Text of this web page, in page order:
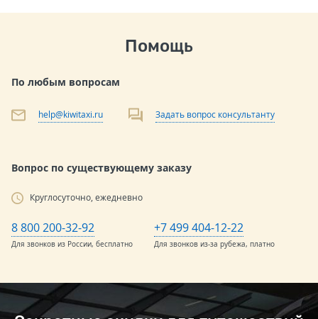
Помощь
По любым вопросам
help@kiwitaxi.ru Задать вопрос консультанту
Вопрос по существующему заказу
Круглосуточно, ежедневно
8 800 200-32-92
Для звонков из России, бесплатно
+7 499 404-12-22
Для звонков из-за рубежа, платно